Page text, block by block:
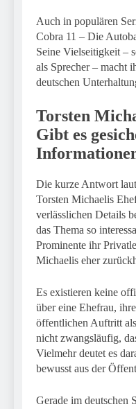
Auch in populären
Cobra 11 – Die
Seine Vielseitigkeit –
als Sprecher – macht
deutschen
Torsten
Gibt es
Die kurze Antwort
Torsten Michaelis
verlässlichen Details
das Thema so
Prominente ihr
Michaelis eher
Es existieren keine
über eine Ehefrau,
öffentlichen Auftritt
nicht zwangsläufig,
Vielmehr deutet es
bewusst aus der
Gerade im deutschen